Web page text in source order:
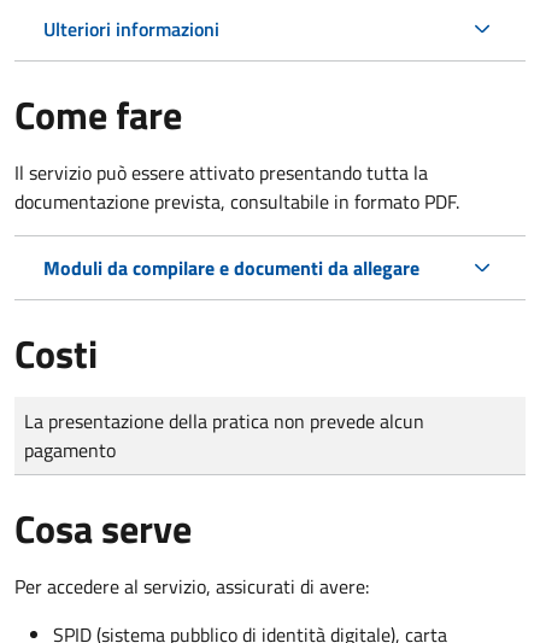
Ulteriori informazioni
Come fare
Il servizio può essere attivato presentando tutta la
documentazione prevista, consultabile in formato PDF.
Moduli da compilare e documenti da allegare
Costi
Tipo di pagamento
Importo
La presentazione della pratica non prevede alcun
pagamento
Cosa serve
Per accedere al servizio, assicurati di avere:
SPID (sistema pubblico di identità digitale), carta